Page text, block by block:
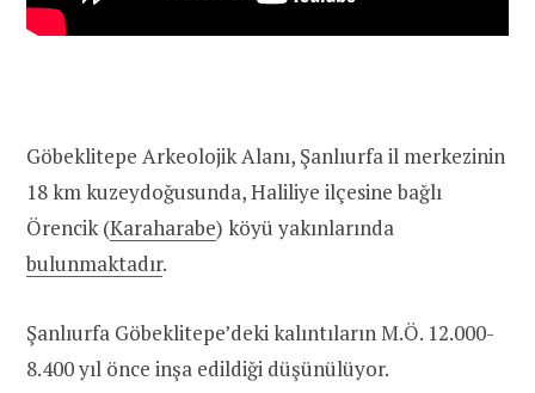
Göbeklitepe Arkeolojik Alanı, Şanlıurfa il merkezinin
18 km kuzeydoğusunda, Haliliye ilçesine bağlı
Örencik (Karaharabe) köyü yakınlarında
bulunmaktadır.
Şanlıurfa Göbeklitepe’deki kalıntıların M.Ö. 12.000-
8.400 yıl önce inşa edildiği düşünülüyor.